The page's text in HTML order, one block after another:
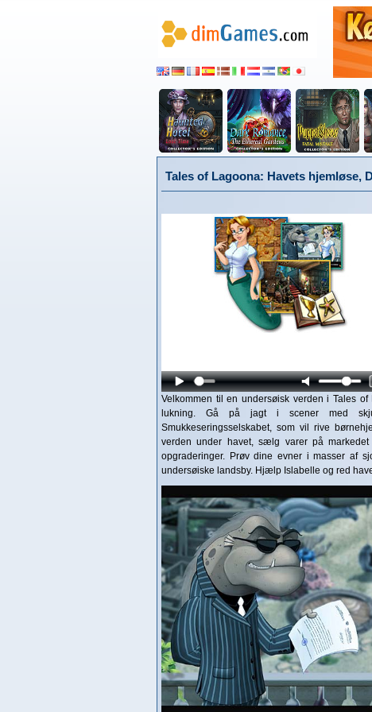
Tales of Lagoona: Havets hjemløse,
Velkommen til en undersøisk verden i Tales
lukning. Gå på jagt i scener med
Smukkeseringsselskabet, som vil rive
verden under havet, sælg varer på
opgraderinger. Prøv dine evner i masser af
undersøiske landsby. Hjælp Islabelle og red